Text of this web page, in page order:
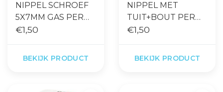
NIPPEL SCHROEF
5X7MM GAS PER
STUK
€1,50
BEKIJK PRODUCT
NIPPEL MET
TUIT+BOUT PER
STUK
€1,50
BEKIJK PRODUCT